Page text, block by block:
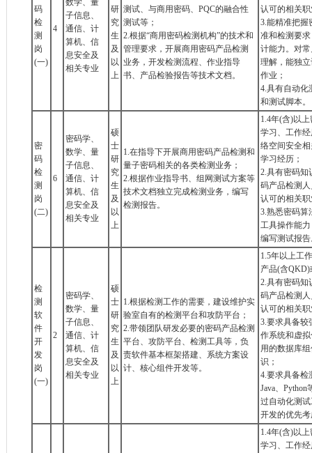
码
检
测
岗
(一)
4
数学、量
子信息、
通信、计
算机、信
息安全及
相关专业
研
究
生
及
以
上
测试、与商用密码、PQC的融合性
测试等；
2.根据“商用密码检测机构”的技术和
管理要求，开展商用密码产品检测
业务，开发检测流程、作业指导
书、产品检验报告等技术文档。
认可的相关
3.能精准把握
准和检测要
计能力。对
理解，能独
作业；
4.具有自动化
和测试脚本。
密
码
检
测
岗
(二)
6
密码学、
数学、量
子信息、
通信、计
算机、信
息安全及
相关专业
硕
士
研
究
生
及
以
上
1.在指导下开展商用密码产品检测和
量子密码相关的各类检测业务；
2.根据作业指导书、组网测试方案等
技术文档独立完成检测业务，编写
检测报告。
1.4年(含)以
学习、工作
络空间安全
学习经历；
2.具有密码知
码产品检测
认可的相关
3.熟悉密码算
工具操作能
编写测试报
检
测
软
件
开
发
岗
(一)
2
密码学、
数学、量
子信息、
通信、计
算机、信
息安全及
相关专业
硕
士
研
究
生
及
以
上
1.根据检测工作的需要，建设维护实
验室自有的检测平台和攻防平台；
2.带领团队研发必要的密码产品检测
平台、攻防平台、检测工具等，负
责软件基本框架搭建、系统方案设
计、核心组件开发等。
1.5年以上工
产品(含
2.具有密码知
码产品检测
认可的相关
3.要求具备较
作系统和虚
用的数据库
识；
4.要求具备检
Java、
过自动化测
开发的优先
1.4年(含)以
学习、工作